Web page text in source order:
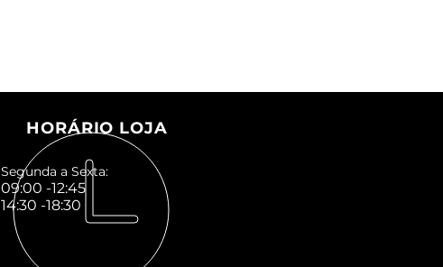
HORÁRIO LOJA
Segunda a Sexta:
09:00 -12:45
14:30 -18:30